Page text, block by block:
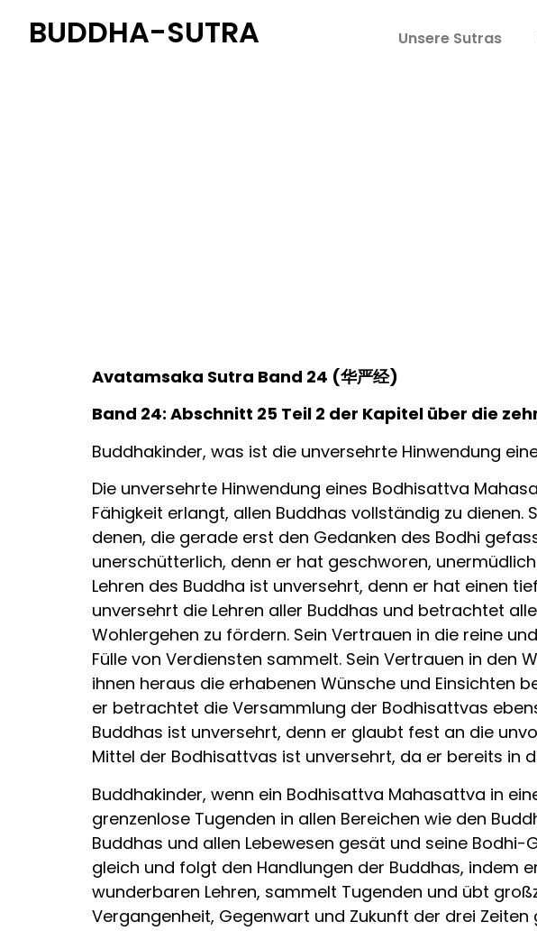
BUDDHA-SUTRA Unsere Sutras
Avatamsaka Sutra Band 24 (华严经)
Band 24: Abschnitt 25 Teil 2 der Kapitel über die
Buddhakinder, was ist die unversehrte Hinwendung
Die unversehrte Hinwendung eines Bodhisattva
Fähigkeit erlangt, allen Buddhas vollständig zu
denen, die gerade erst den Gedanken des Bodhi
unerschütterlich, denn er hat geschworen,
Lehren des Buddha ist unversehrt, denn er hat einen
unversehrt die Lehren aller Buddhas und betrachtet
Wohlergehen zu fördern. Sein Vertrauen in die reine
Fülle von Verdiensten sammelt. Sein Vertrauen in den
ihnen heraus die erhabenen Wünsche und Einsichten
er betrachtet die Versammlung der Bodhisattvas
Buddhas ist unversehrt, denn er glaubt fest an die
Mittel der Bodhisattvas ist unversehrt, da er bereits in
Buddhakinder, wenn ein Bodhisattva Mahasattva in
grenzenlose Tugenden in allen Bereichen wie den
Buddhas und allen Lebewesen gesät und seine
gleich und folgt den Handlungen der Buddhas, indem
wunderbaren Lehren, sammelt Tugenden und übt
Vergangenheit, Gegenwart und Zukunft der drei Zeiten